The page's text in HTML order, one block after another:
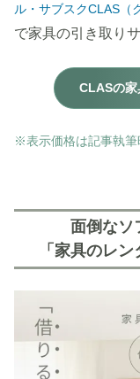
ル・サブスクCLAS（
で家具の引き取り
CLASの家
※表示価格は記事執筆
面倒なソ
「家具のレ